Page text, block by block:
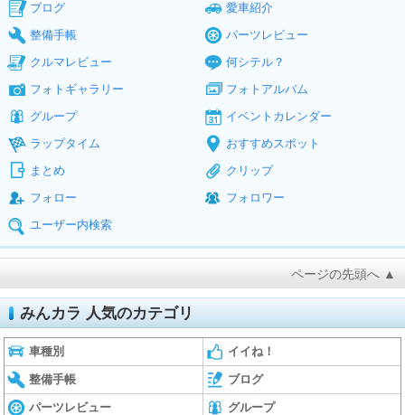
ブログ
愛車紹介
整備手帳
パーツレビュー
クルマレビュー
何シテル？
フォトギャラリー
フォトアルバム
グループ
イベントカレンダー
ラップタイム
おすすめスポット
まとめ
クリップ
フォロー
フォロワー
ユーザー内検索
ページの先頭へ ▲
みんカラ 人気のカテゴリ
車種別 イイね！
整備手帳 ブログ
パーツレビュー グループ